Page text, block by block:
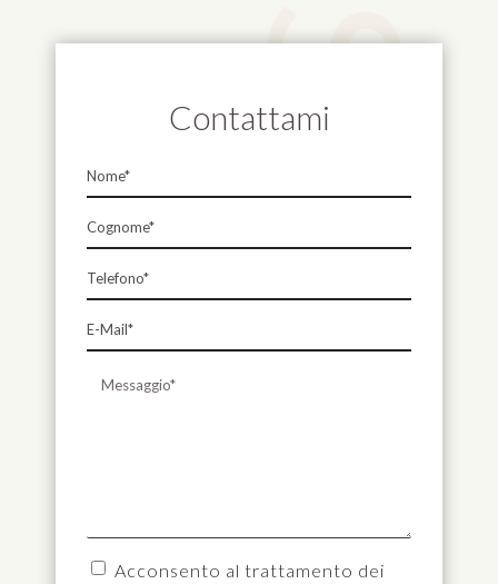
Contattami
Acconsento al trattamento dei